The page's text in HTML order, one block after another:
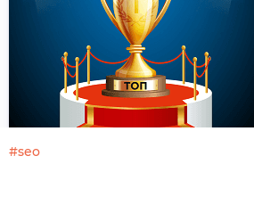
#seo